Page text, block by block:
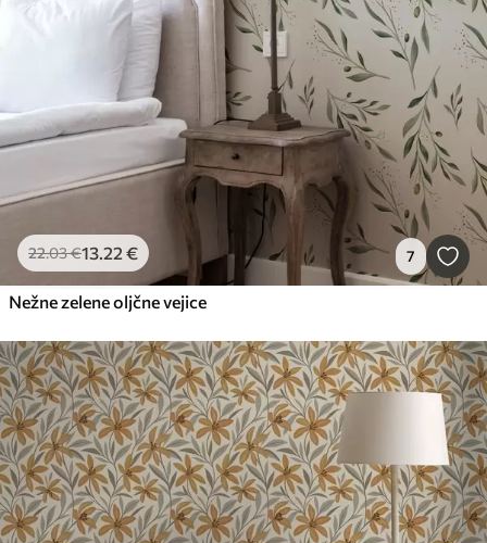
22.03€13.22 € 7
Nežne zelene oljčne vejice